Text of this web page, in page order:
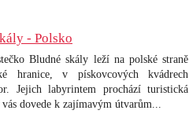
- Polsko
Bludné skály leží na polské straně
hranice, v pískovcových kvádrech
Jejich labyrintem prochází turistická
dovede k zajímavým útvarům...